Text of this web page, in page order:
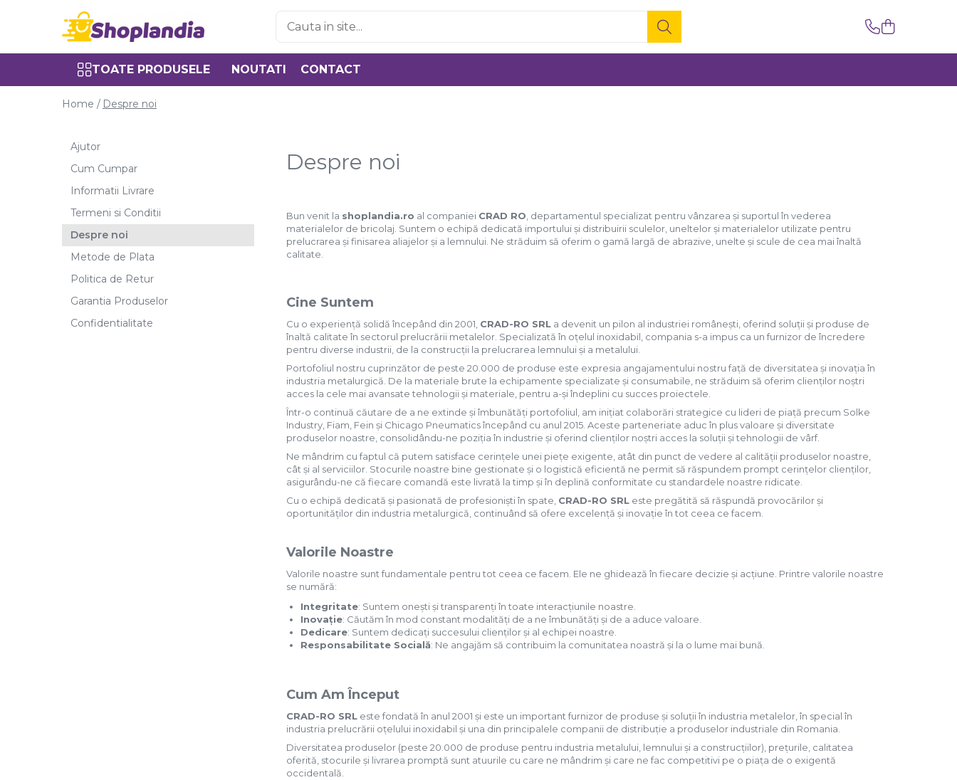
Toate Produsele
Atelier & Bricolaj
Role abrazive
Cutite si placute amovibile
Vopsele si pigmenti
Intretinere si reparatii
Solutii antirugina
TOATE PRODUSELE NOUTATI CONTACT
Home / Despre noi
Despre noi
Bun venit la shoplandia.ro al companiei CRAD RO , departamentul specializat pentru vânzarea și suportul în vederea
materialelor de bricolaj. Suntem o echipă dedicată importului și distribuirii sculelor, uneltelor și materialelor utilizate pentru
prelucrarea și finisarea aliajelor și a lemnului. Ne străduim să oferim o gamă largă de abrazive, unelte și scule de cea mai înaltă
calitate.
Cine Suntem
Cu o experiență solidă începând din 2001, CRAD-RO SRL a devenit un pilon al industriei românești, oferind soluții și produse de
înaltă calitate în sectorul prelucrării metalelor. Specializată în oțelul inoxidabil, compania s-a impus ca un furnizor de încredere
pentru diverse industrii, de la construcții la prelucrarea lemnului și a metalului.
Portofoliul nostru cuprinzător de peste 20.000 de produse este expresia angajamentului nostru față de diversitatea și inovația în
industria metalurgică. De la materiale brute la echipamente specializate și consumabile, ne străduim să oferim clienților noștri
acces la cele mai avansate tehnologii și materiale, pentru a-și îndeplini cu succes proiectele.
Într-o continuă căutare de a ne extinde și îmbunătăți portofoliul, am inițiat colaborări strategice cu lideri de piață precum Solke
Industry, Fiam, Fein și Chicago Pneumatics începând cu anul 2015. Aceste parteneriate aduc în plus valoare și diversitate
produselor noastre, consolidându-ne poziția în industrie și oferind clienților noștri acces la soluții și tehnologii de vârf.
Ne mândrim cu faptul că putem satisface cerințele unei piețe exigente, atât din punct de vedere al calității produselor noastre,
cât și al serviciilor. Stocurile noastre bine gestionate și o logistică eficientă ne permit să răspundem prompt cerințelor clienților,
asigurându-ne că fiecare comandă este livrată la timp și în deplină conformitate cu standardele noastre ridicate.
Cu o echipă dedicată și pasionată de profesioniști în spate, CRAD-RO SRL este pregătită să răspundă provocărilor și
oportunităților din industria metalurgică, continuând să ofere excelență și inovație în tot ceea ce facem.
Valorile Noastre
Valorile noastre sunt fundamentale pentru tot ceea ce facem. Ele ne ghidează în fiecare decizie și acțiune. Printre valorile noastre
se numără:
Integritate: Suntem onești și transparenți în toate interacțiunile noastre.
Inovație: Căutăm în mod constant modalități de a ne îmbunătăți și de a aduce valoare.
Dedicare: Suntem dedicați succesului clienților și al echipei noastre.
Responsabilitate Socială: Ne angajăm să contribuim la comunitatea noastră și la o lume mai bună.
Cum Am Început
CRAD-RO SRL este fondată în anul 2001 și este un important furnizor de produse și soluții în industria metalelor, în special în
industria prelucrării oțelului inoxidabil și una din principalele companii de distribuție a produselor industriale din Romania.
Diversitatea produselor (peste 20.000 de produse pentru industria metalului, lemnului și a construcțiilor), prețurile, calitatea
oferită, stocurile și livrarea promptă sunt atuurile cu care ne mândrim și care ne fac competitivi pe o piața de o exigentă
occidentală.
Ajutor
Cum Cumpar
Informatii Livrare
Termeni si Conditii
Despre noi
Metode de Plata
Politica de Retur
Garantia Produselor
Confidentialitate